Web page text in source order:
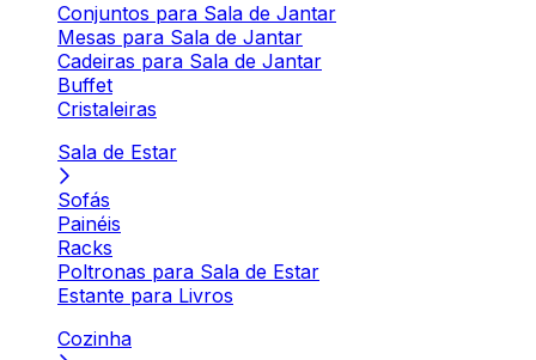
Conjuntos para Sala de Jantar
Mesas para Sala de Jantar
Cadeiras para Sala de Jantar
Buffet
Cristaleiras
Sala de Estar
Sofás
Painéis
Racks
Poltronas para Sala de Estar
Estante para Livros
Cozinha